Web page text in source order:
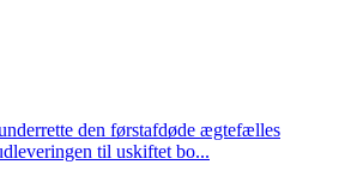
den førstafdøde ægtefælles
til uskiftet bo...